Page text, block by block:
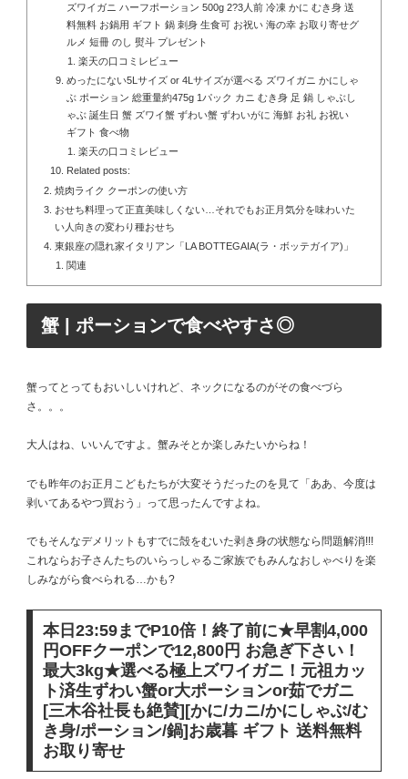
ズワイガニ ハーフポーション 500g 2?3人前 冷凍 かに むき身 送
料無料 お鍋用 ギフト 鍋 刺身 生食可 お祝い 海の幸 お取り寄せグ
ルメ 短冊 のし 熨斗 プレゼント
楽天の口コミレビュー
めったにない5Lサイズ or 4Lサイズが選べる ズワイガニ かにしゃ
ぶ ポーション 総重量約475g 1パック カニ むき身 足 鍋 しゃぶし
ゃぶ 誕生日 蟹 ズワイ蟹 ずわい蟹 ずわいがに 海鮮 お礼 お祝い
ギフト 食べ物
楽天の口コミレビュー
Related posts:
焼肉ライク クーポンの使い方
おせち料理って正直美味しくない…それでもお正月気分を味わいた
い人向きの変わり種おせち
東銀座の隠れ家イタリアン「LA BOTTEGAIA(ラ・ボッテガイア)」
関連
蟹 | ポーションで食べやすさ◎
蟹ってとってもおいしいけれど、ネックになるのがその食べづら
さ。。。
大人はね、いいんですよ。蟹みそとか楽しみたいからね！
でも昨年のお正月こどもたちが大変そうだったのを見て「ああ、今度は
剥いてあるやつ買おう」って思ったんですよね。
でもそんなデメリットもすでに殻をむいた剥き身の状態なら問題解消!!!
これならお子さんたちのいらっしゃるご家族でもみんなおしゃべりを楽
しみながら食べられる…かも?
本日23:59までP10倍！終了前に★早割4,000
円OFFクーポンで12,800円 お急ぎ下さい！
最大3kg★選べる極上ズワイガニ！元祖カッ
ト済生ずわい蟹or大ポーションor茹でガニ
[三木谷社長も絶賛][かに/カニ/かにしゃぶ/む
き身/ポーション/鍋]お歳暮 ギフト 送料無料
お取り寄せ